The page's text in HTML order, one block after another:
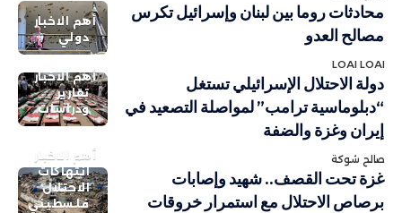
أهم الاخبار
دولي
محادثات روما بين لبنان وإسرائيل تكرس
مصالح العدو
LOAI LOAI
أهم الاخبار
تقارير
ودراسات
دولة الاحتلال الإسرائيلي تستغل
“دبلوماسية ترامب” لمواصلة التصعيد في
إيران وغزة والضفة
صالح شوكة
أهم الاخبار
انتهاكات
الاحتلال
فلسطيني
غزة تحت القصف.. شهيد وإصابات
برصاص الاحتلال مع استمرار خروقات